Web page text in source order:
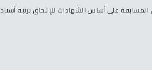
المسابقة على أساس الشهادات للإلتحاق برتبة أستاذ